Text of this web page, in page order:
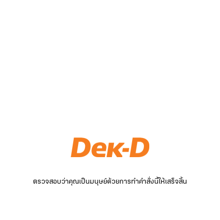
ตรวจสอบว่าคุณเป็นมนุษย์ด้วยการทำคำสั่งนี้ให้เสร็จสิ้น